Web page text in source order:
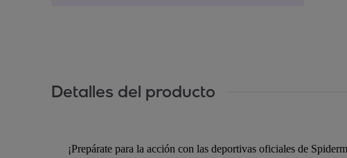
Detalles del producto
¡Prepárate para la acción con las deportivas oficiales de